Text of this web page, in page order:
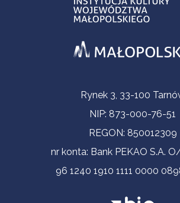
Informacje kontaktowe
Rynek 3, 33-100
NIP: 873-000-76-51
REGON: 850012309
nr konta: Bank PEKAO S.A.
96 1240 1910 1111 0000